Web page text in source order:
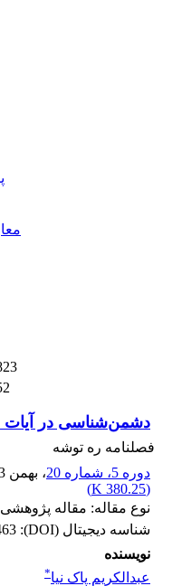
دشمن‌شناسی در آیات
فصلنامه ره توشه
دوره 5، شماره 20
، بهمن 1403
(
380.25 K
)
نوع مقاله: مقاله پژوهشی
شناسه دیجیتال (DOI):
نویسنده
عبدالکریم پاک نیا*